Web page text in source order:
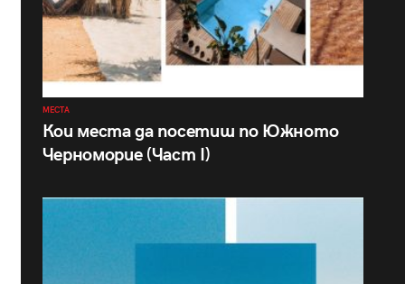
МЕСТА
Кои места да посетиш по Южното
Черноморие (Част I)